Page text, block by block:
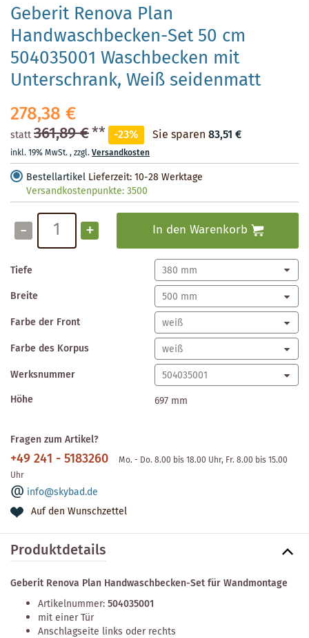
Geberit Renova Plan
Handwaschbecken-Set 50 cm
504035001 Waschbecken mit
Unterschrank, Weiß seidenmatt
278,38 €
statt361,89 €** -23% Sie sparen 83,51 €
inkl. 19% MwSt.,zzgl.Versandkosten
Bestellartikel Lieferzeit: 10-28 Werktage
Versandkostenpunkte:3500
- + In den Warenkorb
Tiefe
Breite
Farbe der Front
Farbe des Korpus
Werksnummer
Höhe
697 mm
Fragen zum Artikel?
+49 241 - 5183260
Mo. - Do. 8.00 bis 18.00 Uhr, Fr. 8.00 bis 15.00
Uhr
info@skybad.de
Auf den Wunschzettel
Produktdetails
Geberit Renova Plan Handwaschbecken-Set für Wandmontage
Artikelnummer:504035001
mit einer Tür
Anschlagseite links oder rechts